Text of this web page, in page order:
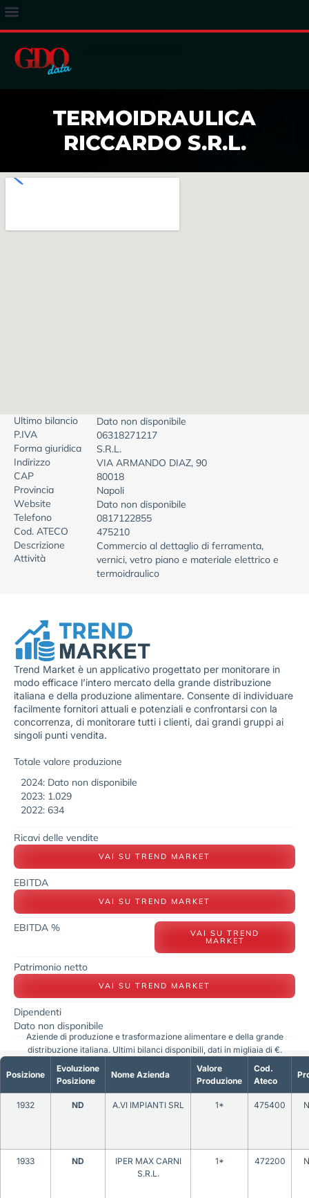
TERMOIDRAULICA
RICCARDO S.R.L.
Ultimo bilancio
Dato non disponibile
P.IVA
06318271217
Forma giuridica
S.R.L.
Indirizzo
VIA ARMANDO DIAZ, 90
CAP
80018
Provincia
Napoli
Website
Dato non disponibile
Telefono
0817122855
Cod. ATECO
475210
Descrizione
Attività
Commercio al dettaglio di ferramenta,
vernici, vetro piano e materiale elettrico e
termoidraulico
Trend Market è un applicativo progettato per monitorare in
modo efficace l’intero mercato della grande distribuzione
italiana e della produzione alimentare. Consente di individuare
facilmente fornitori attuali e potenziali e confrontarsi con la
concorrenza, di monitorare tutti i clienti, dai grandi gruppi ai
singoli punti vendita.
Totale valore produzione
2024: Dato non disponibile
2023: 1.029
2022: 634
Ricavi delle vendite
VAI SU TREND MARKET
EBITDA
VAI SU TREND MARKET
EBITDA % VAI SU TREND
MARKET
Patrimonio netto
VAI SU TREND MARKET
Dipendenti
Dato non disponibile
Posizione
Evoluzione
Posizione
Nome Azienda
Valore
Produzione
Cod.
Ateco
1932 ND A.VI IMPIANTI SRL 1* 475400
1933 ND
IPER MAX CARNI
S.R.L.
1* 472200
Aziende di produzione e trasformazione alimentare e della grande
distribuzione italiana. Ultimi bilanci disponibili, dati in migliaia di €.